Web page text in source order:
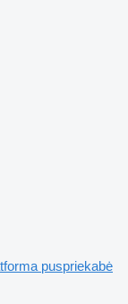
puspriekabė